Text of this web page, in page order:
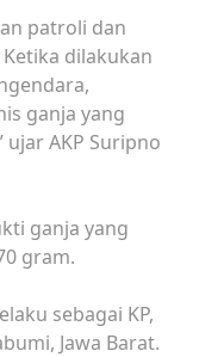
patroli dan
dilakukan
ganja yang
AKP Suripno
ganja yang
gram.
sebagai KP,
Jawa Barat.